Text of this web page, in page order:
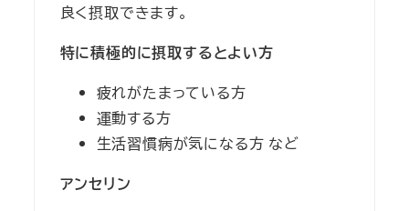
良く摂取できます。
特に積極的に摂取するとよい方
疲れがたまっている方
運動する方
生活習慣病が気になる方 など
アンセリン